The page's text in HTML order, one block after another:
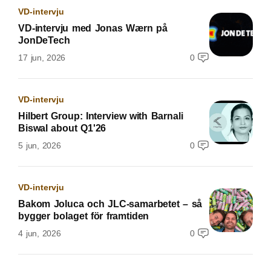
VD-intervju
VD-intervju med Jonas Wærn på
JonDeTech
17 jun, 2026 0
VD-intervju
Hilbert Group: Interview with Barnali
Biswal about Q1'26
5 jun, 2026 0
VD-intervju
Bakom Joluca och JLC-samarbetet – så
bygger bolaget för framtiden
4 jun, 2026 0